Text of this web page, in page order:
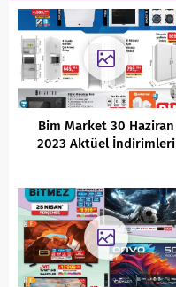
Bim Market 30 Haziran
2023 Aktüel İndirimleri